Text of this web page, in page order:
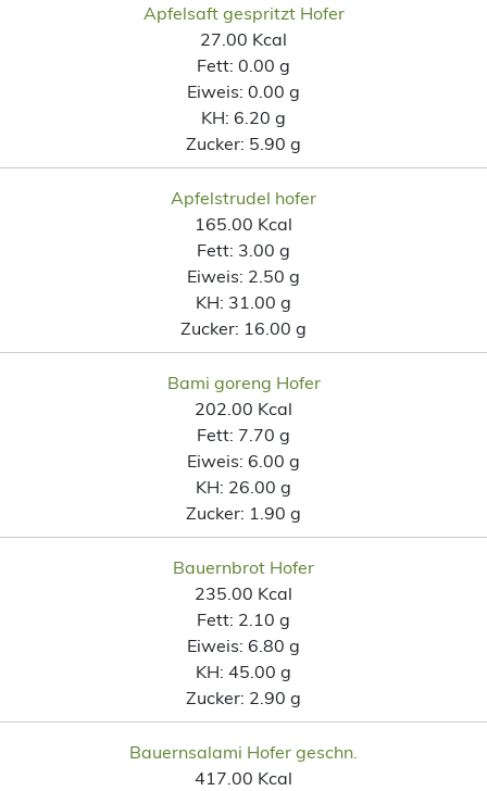
Apfelsaft gespritzt Hofer
27.00 Kcal
Fett: 0.00 g
Eiweis: 0.00 g
KH: 6.20 g
Zucker: 5.90 g
Apfelstrudel hofer
165.00 Kcal
Fett: 3.00 g
Eiweis: 2.50 g
KH: 31.00 g
Zucker: 16.00 g
Bami goreng Hofer
202.00 Kcal
Fett: 7.70 g
Eiweis: 6.00 g
KH: 26.00 g
Zucker: 1.90 g
Bauernbrot Hofer
235.00 Kcal
Fett: 2.10 g
Eiweis: 6.80 g
KH: 45.00 g
Zucker: 2.90 g
Bauernsalami Hofer geschn.
417.00 Kcal